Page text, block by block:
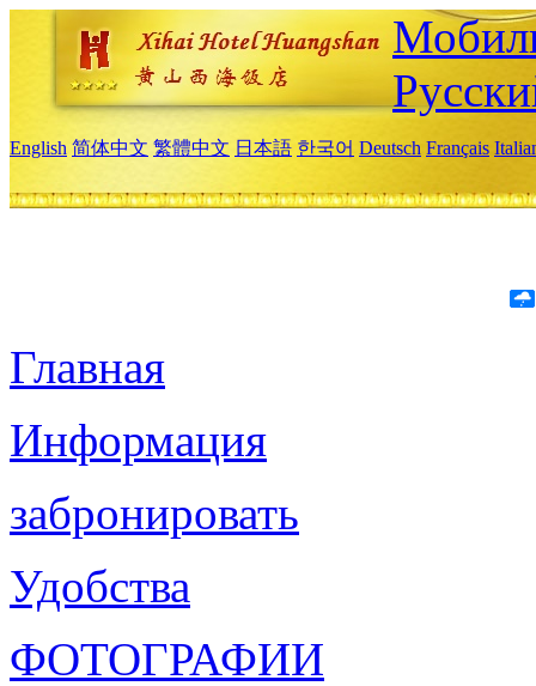
English 简体中文 繁體中文 日本語 한국어 Deutsch Français
Главная
Информация
забронировать
Удобства
ФОТОГРАФИИ